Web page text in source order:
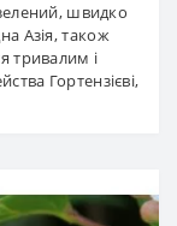
швидко
Азія, також
тривалим і
Гортензієві,